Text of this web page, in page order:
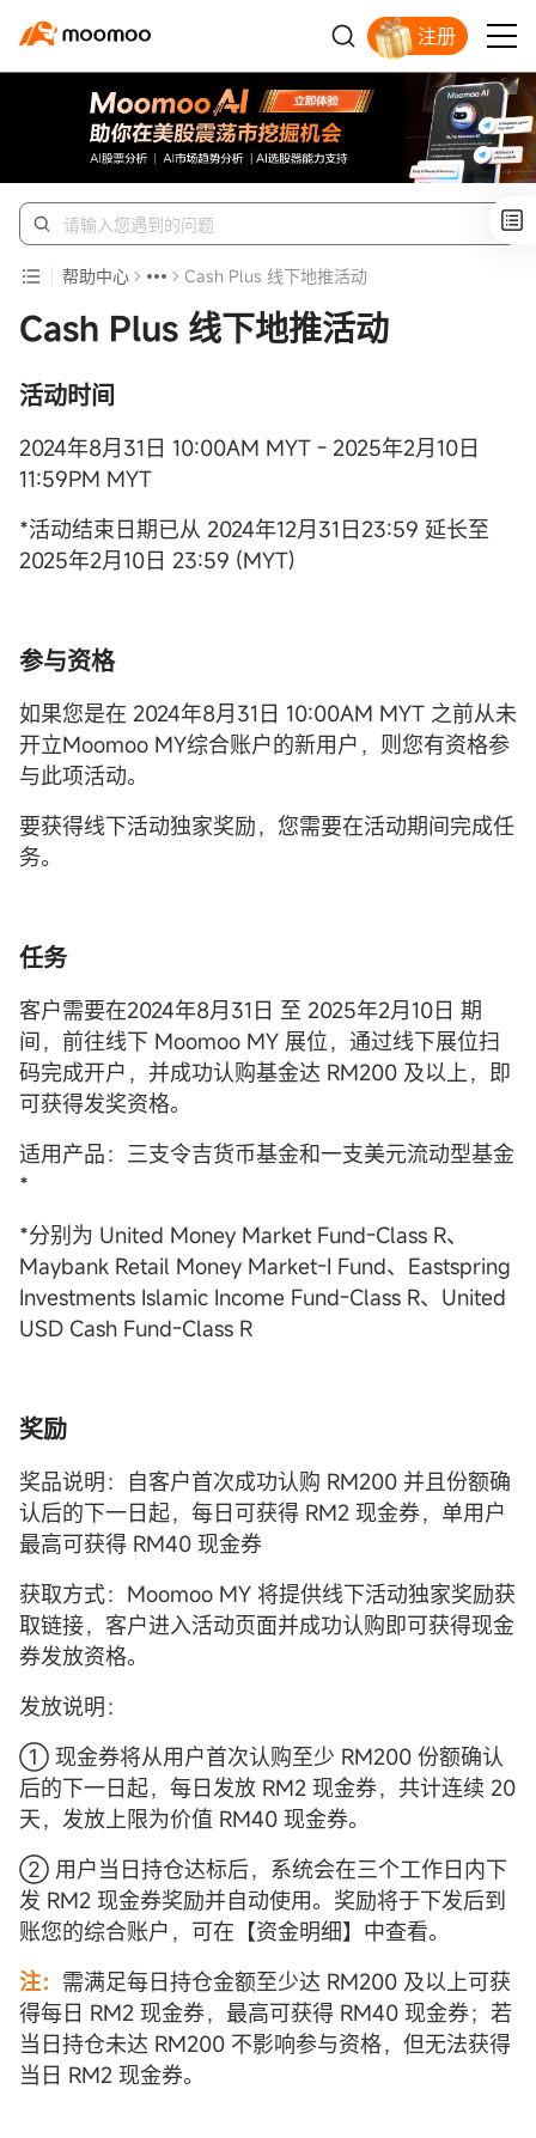
注册
帮助中心 Cash Plus 线下地推活动
Cash Plus 线下地推活动
活动时间
2024年8月31日 10:00AM MYT - 2025年2月10日
11:59PM MYT
*活动结束日期已从 2024年12月31日23:59 延长至
2025年2月10日 23:59 (MYT)
参与资格
如果您是在 2024年8月31日 10:00AM MYT 之前从未
开立Moomoo MY综合账户的新用户，则您有资格参
与此项活动。
要获得线下活动独家奖励，您需要在活动期间完成任
务。
任务
客户需要在2024年8月31日 至 2025年2月10日 期
间，前往线下 Moomoo MY 展位，通过线下展位扫
码完成开户，并成功认购基金达 RM200 及以上，即
可获得发奖资格。
适用产品：三支令吉货币基金和一支美元流动型基金
*
*分别为 United Money Market Fund-Class R、
Maybank Retail Money Market-I Fund、Eastspring
Investments Islamic Income Fund-Class R、United
USD Cash Fund-Class R
奖励
奖品说明：自客户首次成功认购 RM200 并且份额确
认后的下一日起，每日可获得 RM2 现金券，单用户
最高可获得 RM40 现金券
获取方式：Moomoo MY 将提供线下活动独家奖励获
取链接，客户进入活动页面并成功认购即可获得现金
券发放资格。
发放说明：
① 现金券将从用户首次认购至少 RM200 份额确认
后的下一日起，每日发放 RM2 现金券，共计连续 20
天，发放上限为价值 RM40 现金券。
② 用户当日持仓达标后，系统会在三个工作日内下
发 RM2 现金券奖励并自动使用。奖励将于下发后到
账您的综合账户，可在【资金明细】中查看。
注： 需满足每日持仓金额至少达 RM200 及以上可获
得每日 RM2 现金券，最高可获得 RM40 现金券；若
当日持仓未达 RM200 不影响参与资格，但无法获得
当日 RM2 现金券。